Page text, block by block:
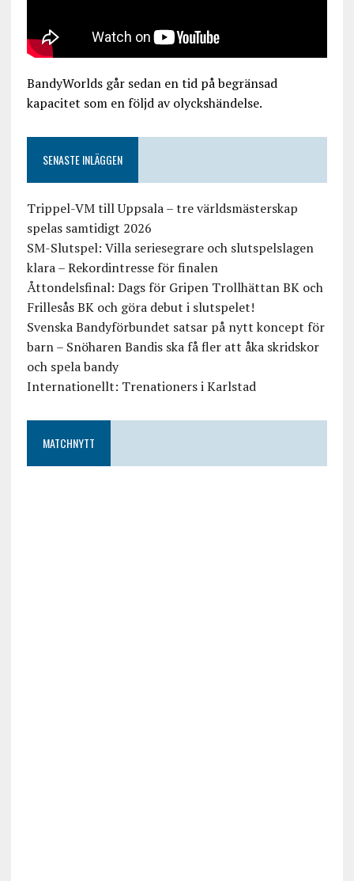
BandyWorlds går sedan en tid på begränsad
kapacitet som en följd av olyckshändelse.
SENASTE INLÄGGEN
Trippel-VM till Uppsala – tre världsmästerskap
spelas samtidigt 2026
SM-Slutspel: Villa seriesegrare och slutspelslagen
klara – Rekordintresse för finalen
Åttondelsfinal: Dags för Gripen Trollhättan BK och
Frillesås BK och göra debut i slutspelet!
Svenska Bandyförbundet satsar på nytt koncept för
barn – Snöharen Bandis ska få fler att åka skridskor
och spela bandy
Internationellt: Trenationers i Karlstad
MATCHNYTT